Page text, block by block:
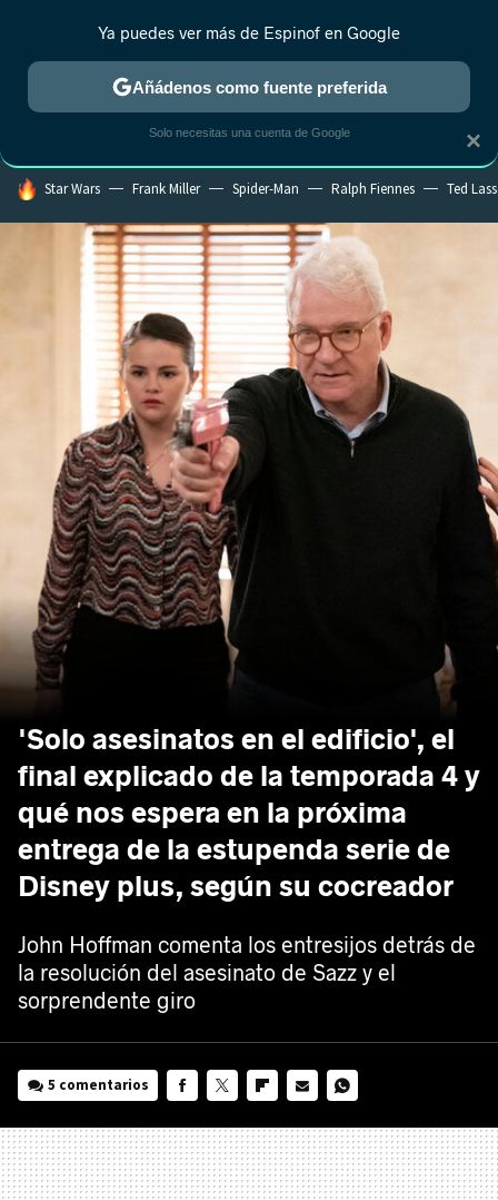
ESTRENOS REALITY ANIME RANKINGS CINE
HOY SE HABLA DE
Star Wars Frank Miller Spider-Man Ralph Fiennes Ted
'Solo asesinatos en el edificio', el
final explicado de la temporada 4 y
qué nos espera en la próxima
entrega de la estupenda serie de
Disney plus, según su cocreador
John Hoffman comenta los entresijos detrás de
la resolución del asesinato de Sazz y el
sorprendente giro
5 comentarios
MAIL
×
Ya puedes ver más de Espinof en Google
Añádenos como fuente preferida
Solo necesitas una cuenta de Google